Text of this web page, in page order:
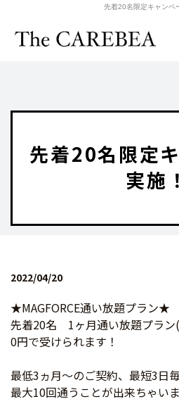
先着20名限定キャンペ
先着20名限定
実施！
2022/04/20
★MAGFORCE通い放題プラン★
先着20名 1ヶ月通い放題プラン
0円で受けられます！
最低3ヵ月～のご契約、最短3日
最大10回通うことが出来ちゃい